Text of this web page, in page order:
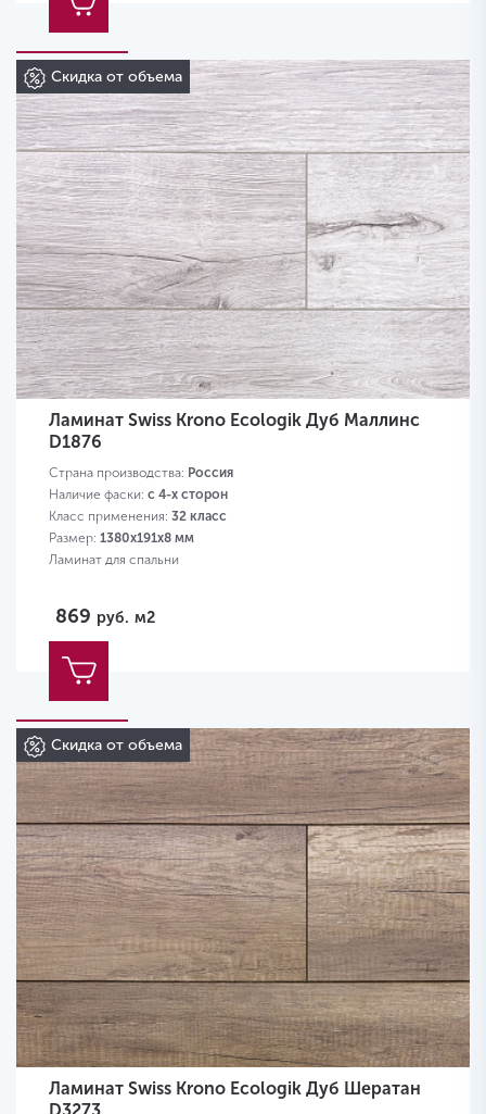
Скидка от объема
Ламинат Swiss Krono Ecologik Дуб Маллинс
D1876
Страна производства: Россия
Наличие фаски: с 4-х сторон
Класс применения: 32 класс
Размер: 1380х191х8 мм
Ламинат для спальни
869 руб. м2
Скидка от объема
Ламинат Swiss Krono Ecologik Дуб Шератан